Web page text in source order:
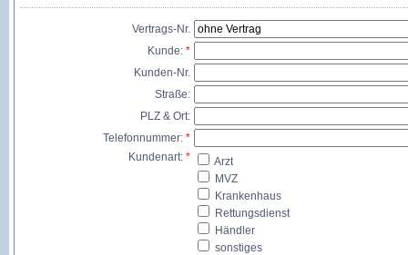
Vertrags-Nr.
Kunde: *
Kunden-Nr.
Straße:
PLZ & Ort:
Telefonnummer: *
Kundenart: *
Arzt
MVZ
Krankenhaus
Rettungsdienst
Händler
sonstiges